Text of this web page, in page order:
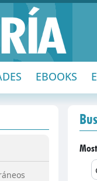
EBOOKS